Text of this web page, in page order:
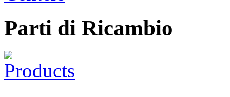
Parti di Ricambio